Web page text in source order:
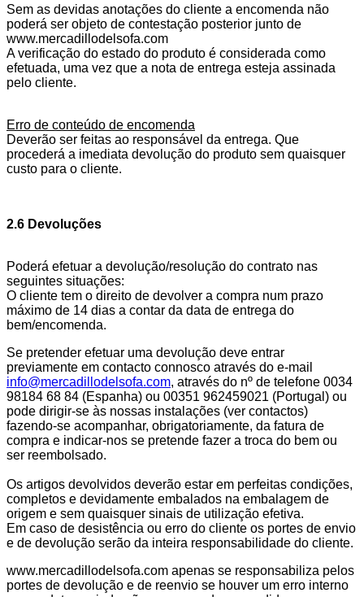
Sem as devidas anotações do cliente a encomenda não
poderá ser objeto de contestação posterior junto de
www.mercadillodelsofa.com
A verificação do estado do produto é considerada como
efetuada, uma vez que a nota de entrega esteja assinada
pelo cliente.
Erro de conteúdo de encomenda
Deverão ser feitas ao responsável da entrega. Que
procederá a imediata devolução do produto sem quaisquer
custo para o cliente.
2.6 Devoluções
Poderá efetuar a devolução/resolução do contrato nas
seguintes situações:
O cliente tem o direito de devolver a compra num prazo
máximo de 14 dias a contar da data de entrega do
bem/encomenda.
Se pretender efetuar uma devolução deve entrar
previamente em contacto connosco através do e-mail
info@mercadillodelsofa.com, através do nº de telefone 0034
98184 68 84 (Espanha) ou 00351 962459021 (Portugal) ou
pode dirigir-se às nossas instalações (ver contactos)
fazendo-se acompanhar, obrigatoriamente, da fatura de
compra e indicar-nos se pretende fazer a troca do bem ou
ser reembolsado.
Os artigos devolvidos deverão estar em perfeitas condições,
completos e devidamente embalados na embalagem de
origem e sem quaisquer sinais de utilização efetiva.
Em caso de desistência ou erro do cliente os portes de envio
e de devolução serão da inteira responsabilidade do cliente.
www.mercadillodelsofa.com apenas se responsabiliza pelos
portes de devolução e de reenvio se houver um erro interno